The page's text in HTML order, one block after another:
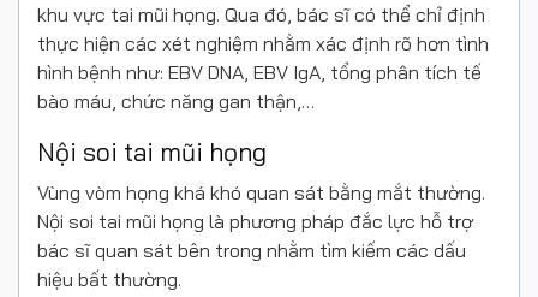
khu vực tai mũi họng. Qua đó, bác sĩ có thể chỉ định
thực hiện các xét nghiệm nhằm xác định rõ hơn tình
hình bệnh như: EBV DNA, EBV IgA, tổng phân tích tế
bào máu, chức năng gan thận,…
Nội soi tai mũi họng
Vùng vòm họng khá khó quan sát bằng mắt thường.
Nội soi tai mũi họng là phương pháp đắc lực hỗ trợ
bác sĩ quan sát bên trong nhằm tìm kiếm các dấu
hiệu bất thường.